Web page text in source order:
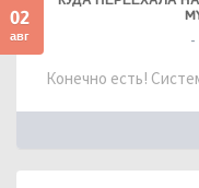
02
авг
Конечно есть!